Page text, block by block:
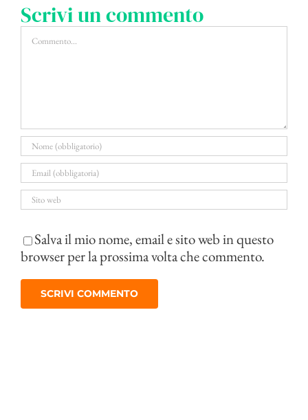
Scrivi un commento
Commento
Salva il mio nome, email e sito web in questo
browser per la prossima volta che commento.